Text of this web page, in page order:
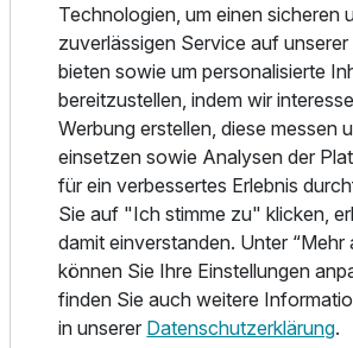
Das alte Rathaus, der alte Bahnhof und
Versöhnungskirche;
Museen wie das Radsportmuseum
Glas- und Heimatmuseum Warndt;
Oder die mit dem Auto 15 Minuten
Landeshauptstadt Saarbrücken.
Das Hotel bietet 98 komfortable
einem modernen Design. Für Ihr
Wohlbefinden sorgt das hoteleigene
saarländischen Köstlichkeiten mit
gemütliche Hotelbar. Nach einem
Technologien, um einen sicheren
zuverlässigen Service auf
bieten sowie um personalisierte
bereitzustellen, indem wir
Werbung erstellen, diese messen
einsetzen sowie Analysen der
für ein verbessertes Erlebnis
Sie auf "Ich stimme zu" klicken,
damit einverstanden. Unter “Mehr
können Sie Ihre Einstellungen
finden Sie auch weitere
in unserer Datenschutzerklärung.